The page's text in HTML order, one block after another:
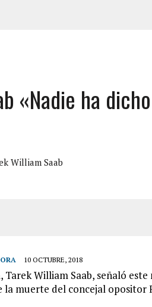
EN SITUACIÓN DE CALLE Y MURIÓ A MANOS DE
UNA VIVIENDA EN EL CENTRO DE CARACAS CON
CON UN CUCHILLO A SUS HIJOS, UNO PERDIÓ
«Nadie ha
William Saab
10 OCTUBRE, 2018
Tarek William Saab, señaló
la muerte del concejal opositor